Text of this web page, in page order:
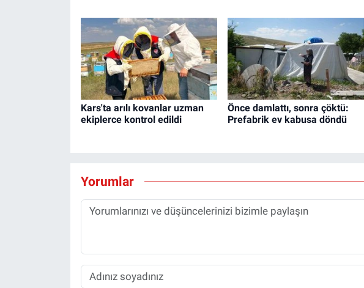
Kars'ta arılı kovanlar uzman
ekiplerce kontrol edildi
Önce damlattı, sonra çöktü:
Prefabrik ev kabusa döndü
Yorumlar